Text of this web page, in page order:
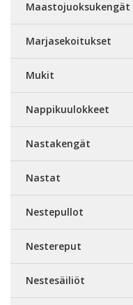
Maastojuoksukengät
Marjasekoitukset
Mukit
Nappikuulokkeet
Nastakengät
Nastat
Nestepullot
Nestereput
Nestesäiliöt